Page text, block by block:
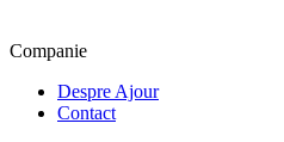
Companie
Despre Ajour
Contact